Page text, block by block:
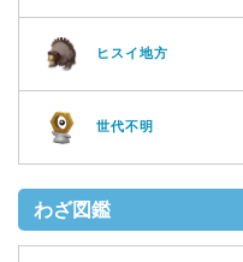
ヒスイ地方
世代不明
わざ図鑑